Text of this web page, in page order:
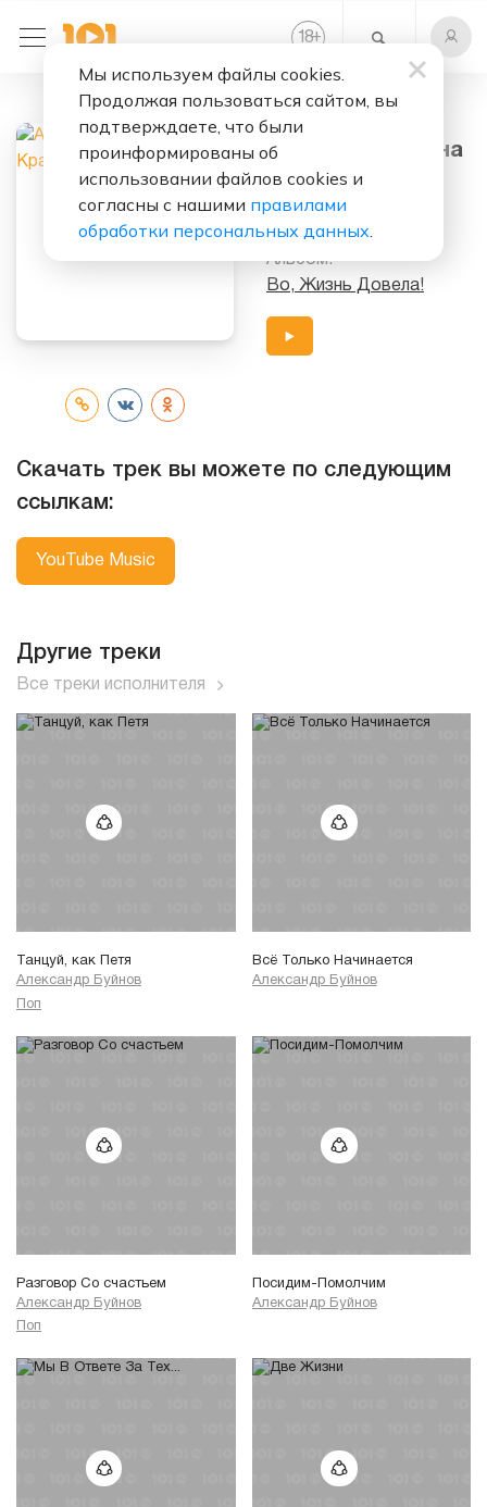
18+
Красавица Жена
Альбом:
Во, Жизнь Довела!
Скачать трек вы можете по следующим
ссылкам:
YouTube Music
Другие треки
Все треки исполнителя
Танцуй, как Петя
Александр Буйнов
Поп
Всё Только Начинается
Александр Буйнов
Разговор Со счастьем
Александр Буйнов
Поп
Посидим-Помолчим
Александр Буйнов
Мы используем файлы cookies.
Продолжая пользоваться сайтом, вы
подтверждаете, что были
проинформированы об
использовании файлов cookies и
согласны с нашими правилами
обработки персональных данных.